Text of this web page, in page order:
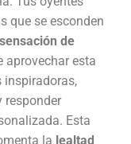
que se esconden
sensación de
aprovechar esta
responder
Esta
la lealtad